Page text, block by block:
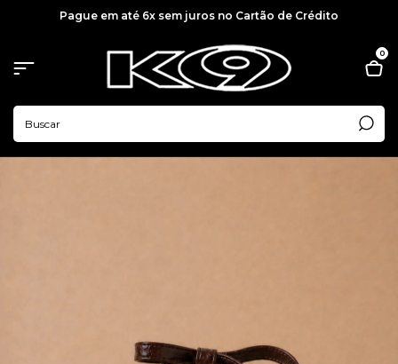
Pague em até 6x sem juros no Cartão de Crédito
0